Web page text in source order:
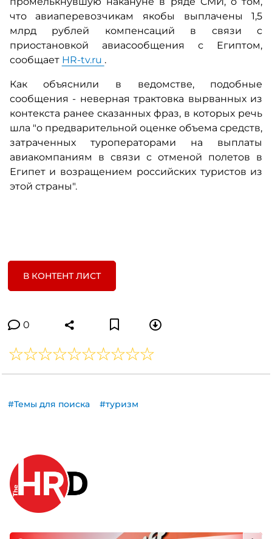
что авиаперевозчикам якобы выплачены 1,5
млрд рублей компенсаций в связи с
приостановкой авиасообщения с Египтом,
сообщает HR-tv.ru .
Как объяснили в ведомстве, подобные
сообщения - неверная трактовка вырванных из
контекста ранее сказанных фраз, в которых речь
шла "о предварительной оценке объема средств,
затраченных туроператорами на выплаты
авиакомпаниям в связи с отменой полетов в
Египет и возращением российских туристов из
этой страны".
В КОНТЕНТ ЛИСТ
0
#Темы для поиска #туризм